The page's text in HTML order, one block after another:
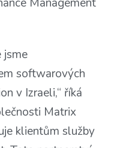
Management
jsme
softwarových
v Izraeli,“ říká
Matrix
klientům služby